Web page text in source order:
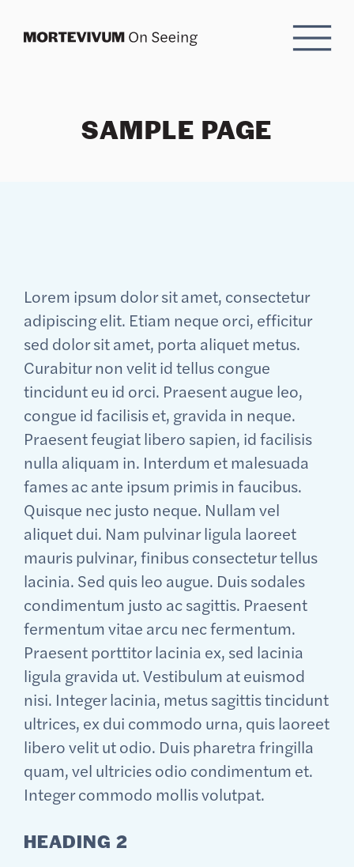
SAMPLE PAGE
Lorem ipsum dolor sit amet, consectetur
adipiscing elit. Etiam neque orci, efficitur
sed dolor sit amet, porta aliquet metus.
Curabitur non velit id tellus congue
tincidunt eu id orci. Praesent augue leo,
congue id facilisis et, gravida in neque.
Praesent feugiat libero sapien, id facilisis
nulla aliquam in. Interdum et malesuada
fames ac ante ipsum primis in faucibus.
Quisque nec justo neque. Nullam vel
aliquet dui. Nam pulvinar ligula laoreet
mauris pulvinar, finibus consectetur tellus
lacinia. Sed quis leo augue. Duis sodales
condimentum justo ac sagittis. Praesent
fermentum vitae arcu nec fermentum.
Praesent porttitor lacinia ex, sed lacinia
ligula gravida ut. Vestibulum at euismod
nisi. Integer lacinia, metus sagittis tincidunt
ultrices, ex dui commodo urna, quis laoreet
libero velit ut odio. Duis pharetra fringilla
quam, vel ultricies odio condimentum et.
Integer commodo mollis volutpat.
HEADING 2